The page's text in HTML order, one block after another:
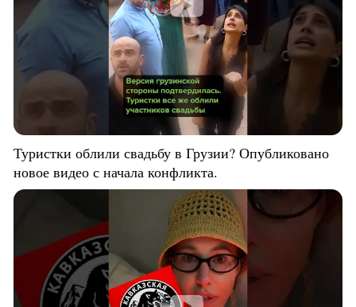
Туристки облили свадьбу в Грузии? Опубликовано
новое видео с начала конфликта.